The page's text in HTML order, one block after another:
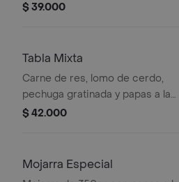
$ 39.000
Tabla Mixta
Carne de res, lomo de cerdo,
pechuga gratinada y papas a la
francesa
$ 42.000
Mojarra Especial